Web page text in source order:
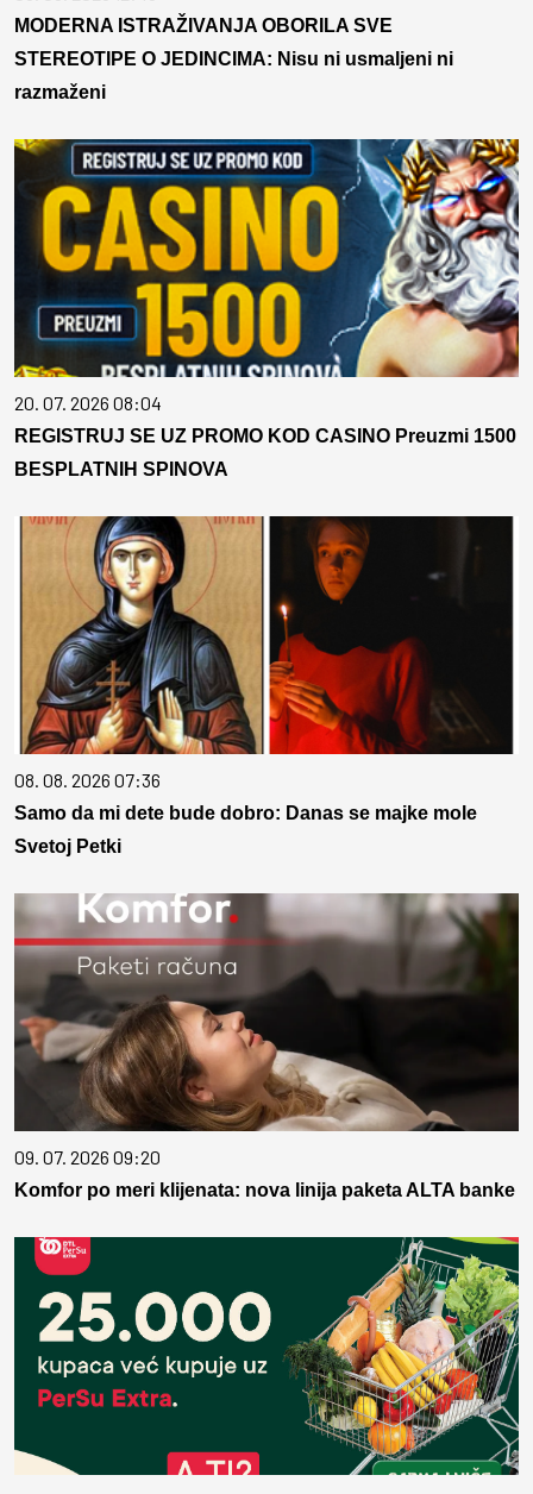
MODERNA ISTRAŽIVANJA OBORILA SVE
STEREOTIPE O JEDINCIMA: Nisu ni usmaljeni ni
razmaženi
20. 07. 2026 08:04
REGISTRUJ SE UZ PROMO KOD CASINO Preuzmi 1500
BESPLATNIH SPINOVA
08. 08. 2026 07:36
Samo da mi dete bude dobro: Danas se majke mole
Svetoj Petki
09. 07. 2026 09:20
Komfor po meri klijenata: nova linija paketa ALTA banke